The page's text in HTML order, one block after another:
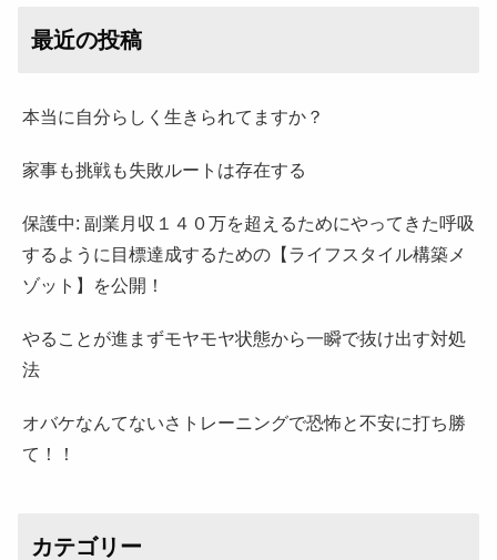
最近の投稿
本当に自分らしく生きられてますか？
家事も挑戦も失敗ルートは存在する
保護中: 副業月収１４０万を超えるためにやってきた呼吸
するように目標達成するための【ライフスタイル構築メ
ゾット】を公開！
やることが進まずモヤモヤ状態から一瞬で抜け出す対処
法
オバケなんてないさトレーニングで恐怖と不安に打ち勝
て！！
カテゴリー